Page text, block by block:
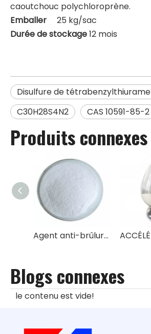
caoutchouc polychloroprène.
Emballer 25 kg/sac
Durée de stockage12 mois
Disulfure de tétrabenzylthiurame
C30H28S4N2
CAS 10591-85-2
Produits connexes
Agent anti-brûlure pour caoutchouc CTP(PVI)
Blogs connexes
le contenu est vide!